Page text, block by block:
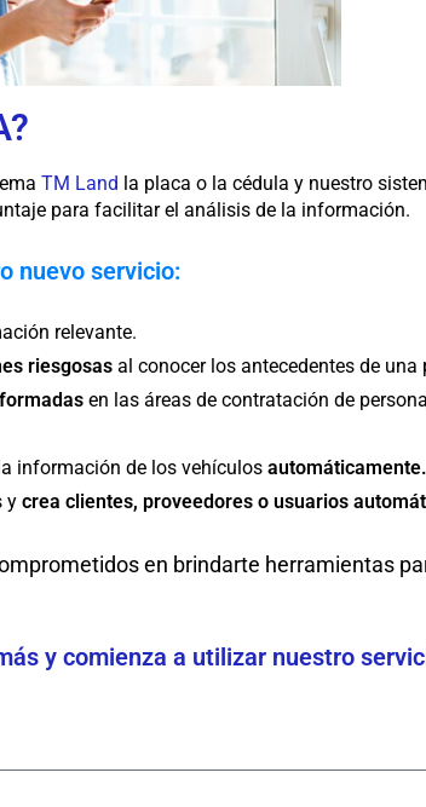
TM Land la placa o la cédula y nuestro
para facilitar el análisis de la información.
nuevo servicio:
relevante.
riesgosas al conocer los antecedentes de
en las áreas de contratación de
información de los vehículos automáticamente.
y crea clientes, proveedores o usuarios
en brindarte herramientas
y comienza a utilizar nuestro